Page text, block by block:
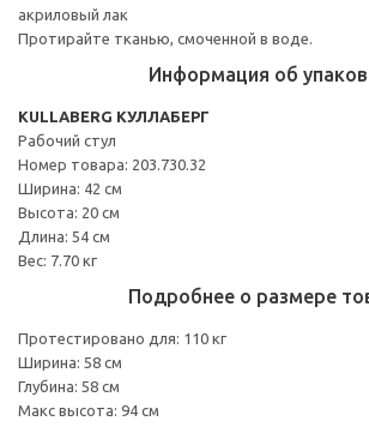
акриловый лак
Протирайте тканью, смоченной в воде.
Информация об
KULLABERG КУЛЛАБЕРГ
Рабочий стул
Номер товара: 203.730.32
Ширина: 42 см
Высота: 20 см
Длина: 54 см
Вес: 7.70 кг
Подробнее о размере
Протестировано для: 110 кг
Ширина: 58 см
Глубина: 58 см
Макс высота: 94 см